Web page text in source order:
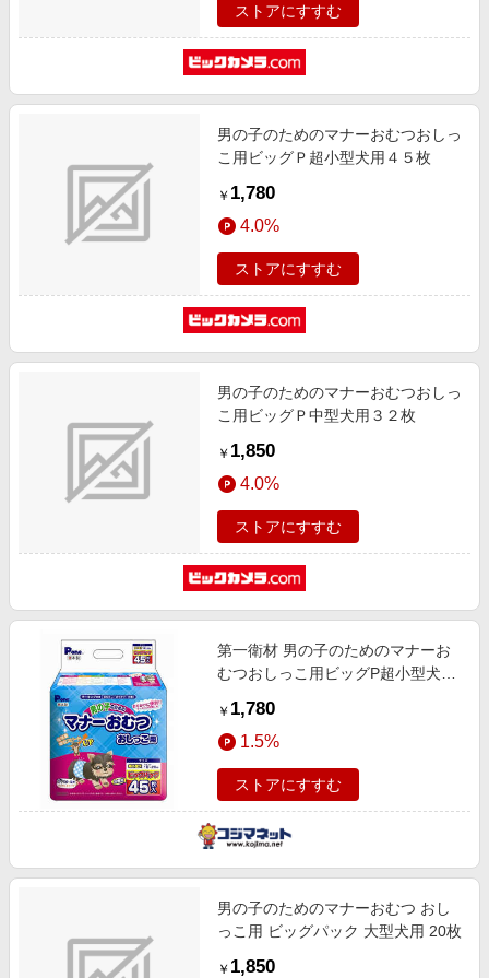
金融・マネー・保険
ビジネス・その他サービス
Apple公式サイト×楽天カード分割払い
Samsung ボーナスキャンペーン
ストアにすすむ
男の子のためのマナーおむつおしっ
こ用ビッグＰ超小型犬用４５枚
￥ 1,780
4.0%
ストアにすすむ
男の子のためのマナーおむつおしっ
こ用ビッグＰ中型犬用３２枚
￥ 1,850
4.0%
ストアにすすむ
第一衛材 男の子のためのマナーお
むつおしっこ用ビッグP超小型犬用
￥ 1,780
1.5%
ストアにすすむ
男の子のためのマナーおむつ おし
っこ用 ビッグパック 大型犬用 20枚
￥ 1,850